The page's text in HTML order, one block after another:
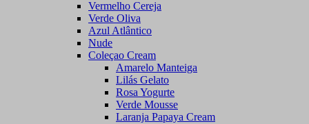
Vermelho Cereja
Verde Oliva
Azul Atlântico
Nude
Coleçao Cream
Amarelo Manteiga
Lilás Gelato
Rosa Yogurte
Verde Mousse
Laranja Papaya Cream